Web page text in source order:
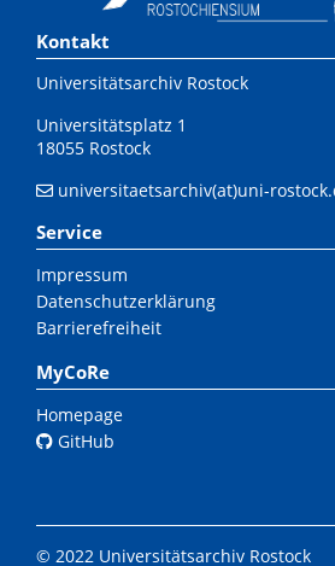
Kontakt
Universitätsarchiv Rostock
Universitätsplatz 1
18055 Rostock
universitaetsarchiv(at)uni-
Service
Impressum
Datenschutzerklärung
Barrierefreiheit
MyCoRe
Homepage
GitHub
© 2022 Universitätsarchiv Rostock